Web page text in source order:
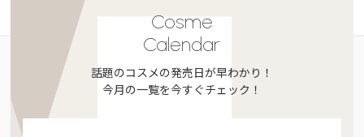
Cosme
Calendar
話題のコスメの発売日が早わかり！
今月の一覧を今すぐチェック！